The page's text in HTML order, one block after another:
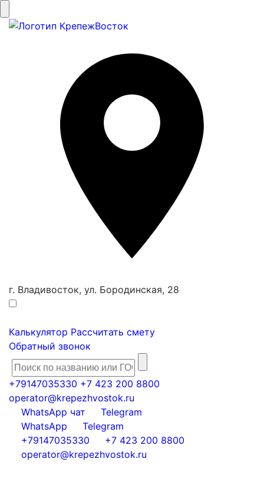
г. Владивосток, ул. Бородинская, 28
Калькулятор Рассчитать смету
Обратный звонок
+79147035330 +7 423 200 8800
operator@krepezhvostok.ru
WhatsApp чат
Telegram
WhatsApp
Telegram
+79147035330
+7 423 200 8800
operator@krepezhvostok.ru